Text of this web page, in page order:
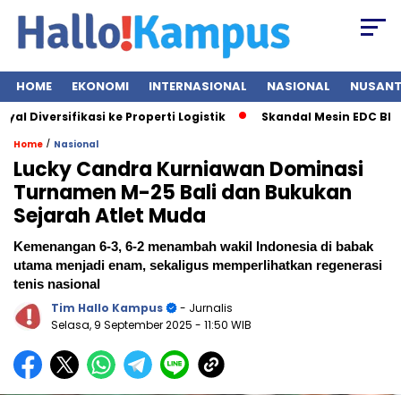
HOME EKONOMI INTERNASIONAL NASIONAL
ke Properti Logistik Skandal Mesin EDC BRI
Home / Nasional
Lucky Candra Kurniawan Dominasi
Turnamen M-25 Bali dan Bukukan
Sejarah Atlet Muda
Kemenangan 6-3, 6-2 menambah wakil Indonesia di babak
utama menjadi enam, sekaligus memperlihatkan regenerasi
tenis nasional
Tim Hallo Kampus
- Jurnalis
Selasa, 9 September 2025 - 11:50 WIB